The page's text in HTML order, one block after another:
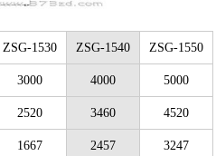
ZSG-1530 ZSG-1540 ZSG-1550
3000 4000 5000
2520 3460 4520
1667 2457 3247